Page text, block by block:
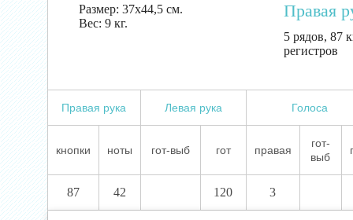
Размер: 37х44,5 см.
Вес: 9 кг.
Правая
5 рядов, 87
регистров
Правая рука Левая рука Голоса
кнопки ноты гот-выб гот правая
гот-
выб
87 42 120 3